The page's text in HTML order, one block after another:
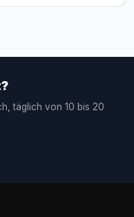
täglich von 10 bis 20